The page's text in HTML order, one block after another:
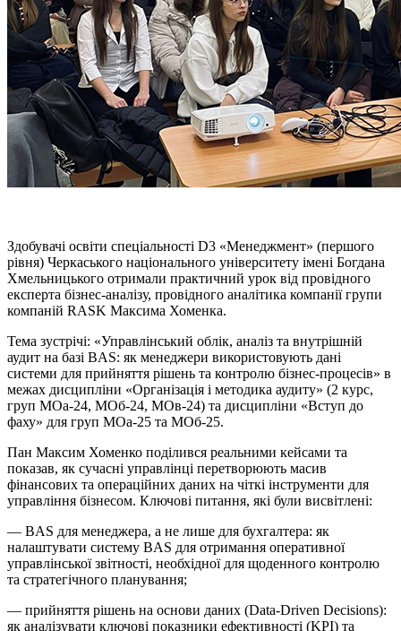
Здобувачі освіти спеціальності D3 «Менеджмент» (першого
рівня) Черкаського національного університету імені Богдана
Хмельницького отримали практичний урок від провідного
експерта бізнес-аналізу, провідного аналітика компанії групи
компаній RASK Максима Хоменка.
Тема зустрічі: «Управлінський облік, аналіз та внутрішній
аудит на базі BAS: як менеджери використовують дані
системи для прийняття рішень та контролю бізнес-процесів» в
межах дисципліни «Організація і методика аудиту» (2 курс,
груп МОа-24, МОб-24, МОв-24) та дисципліни «Вступ до
фаху» для груп МОа-25 та МОб-25.
Пан Максим Хоменко поділився реальними кейсами та
показав, як сучасні управлінці перетворюють масив
фінансових та операційних даних на чіткі інструменти для
управління бізнесом. Ключові питання, які були висвітлені:
— BAS для менеджера, а не лише для бухгалтера: як
налаштувати систему BAS для отримання оперативної
управлінської звітності, необхідної для щоденного контролю
та стратегічного планування;
— прийняття рішень на основи даних (Data-Driven Decisions):
як аналізувати ключові показники ефективності (KPI) та